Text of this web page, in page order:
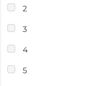
2
3
4
5